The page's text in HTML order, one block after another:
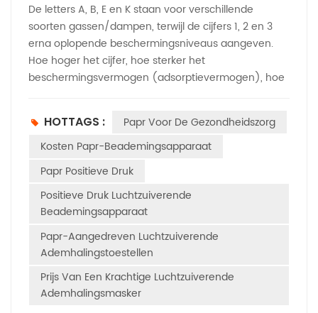
De letters A, B, E en K staan ​​voor verschillende
soorten gassen/dampen, terwijl de cijfers 1, 2 en 3
erna oplopende beschermingsniveaus aangeven.
Hoe hoger het cijfer, hoe sterker het
beschermingsvermogen (adsorptievermogen), hoe
tegen omgevingsomstandigheden (zoals
vochtigheid). Dit zijn allemaal essentiële factoren
voor de effectiviteit van een Aangedreven
luchtzuiverende ademhalingsbescherming.​ A-serie
(organische gassen/dampen) De A-serie richt zich
voornamelijk op organische gassen en dampen,
waaronder stoffen als benzeen, benzine en
aceton.A1:Als basisbeschermingsniveau is dit van
matige concentratie bij gebruik in een aangedreven
luchtzuiverend ademhalingstoestel.A2: Met een
HOTTAGS :
Papr Voor De Gezondheidszorg
Kosten Papr-Beademingsapparaat
Papr Positieve Druk
Positieve Druk Luchtzuiverende
Beademingsapparaat
Papr-Aangedreven Luchtzuiverende
Ademhalingstoestellen
Prijs Van Een Krachtige Luchtzuiverende
Ademhalingsmasker